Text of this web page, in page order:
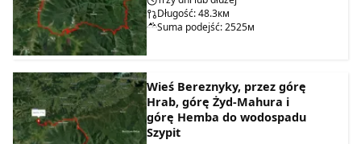
Długość: 48.3км
Suma podejść: 2525м
Wieś Bereznyky, przez górę
Hrab, górę Żyd-Mahura i
górę Hemba do wodospadu
Szypit